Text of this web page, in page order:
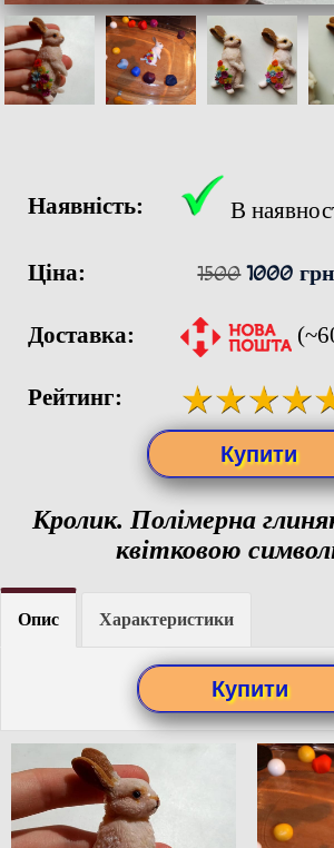
Наявність: В
Ціна: 1500 1000 грн
Доставка:
Рейтинг:
Кролик. Полімерна
квітковою
Опис Характеристики